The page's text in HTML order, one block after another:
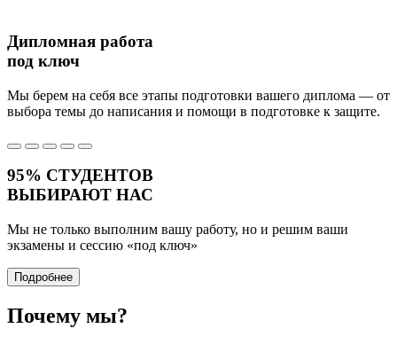
Дипломная работа
под ключ
Мы берем на себя все этапы подготовки вашего диплома — от
выбора темы до написания и помощи в подготовке к защите.
95% СТУДЕНТОВ
ВЫБИРАЮТ НАС
Мы не только выполним вашу работу, но и решим ваши
экзамены и сессию «под ключ»
Подробнее
Почему мы?